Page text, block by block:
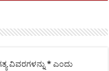
ವಿವರಗಳನ್ನು* ಎಂದು